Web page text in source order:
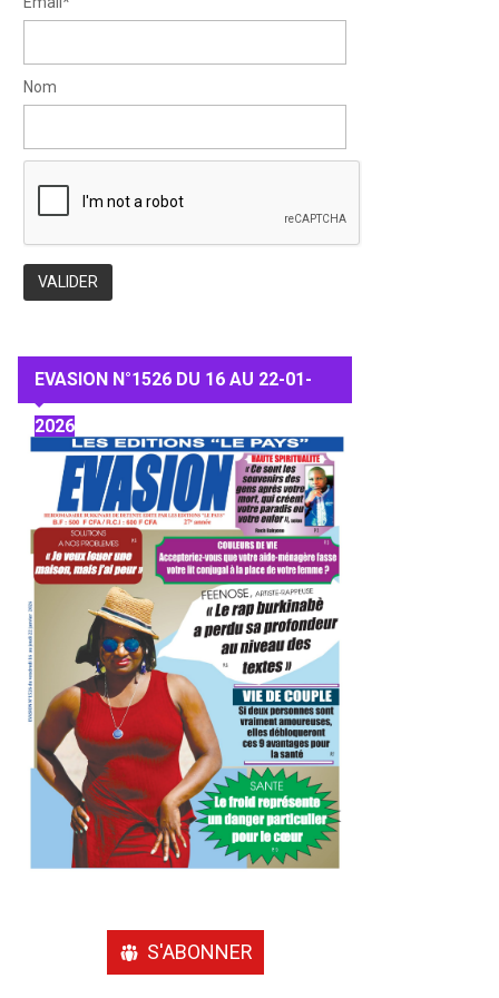
Nom
EVASION N°1526 DU 16 AU 22-01-
2026
S'ABONNER